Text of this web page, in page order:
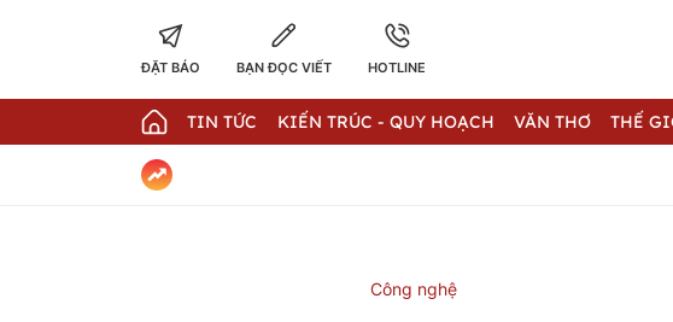
ĐẶT BÁO BẠN ĐỌC VIẾT HOTLINE
TIN TỨC KIẾN TRÚC - QUY HOẠCH VĂN THƠ THẾ
Công nghệ